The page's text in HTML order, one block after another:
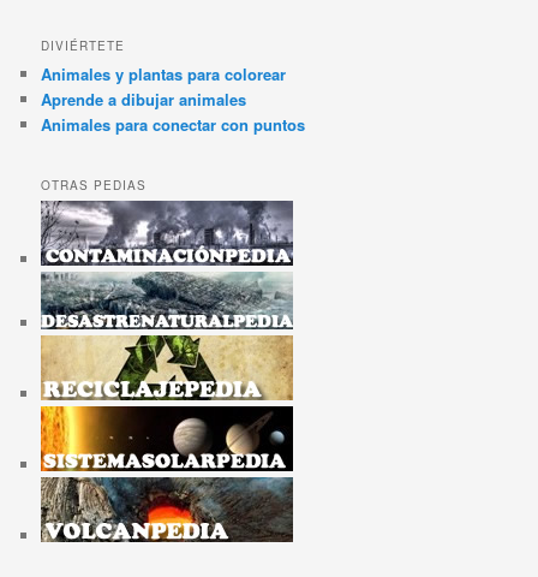
DIVIÉRTETE
Animales y plantas para colorear
Aprende a dibujar animales
Animales para conectar con puntos
OTRAS PEDIAS